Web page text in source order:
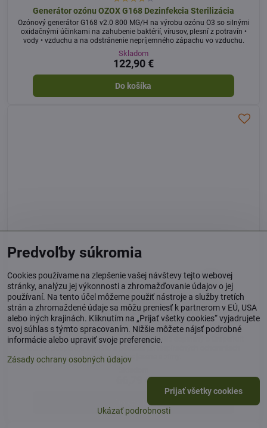
Generátor ozónu OZOX G168 Dezinfekcia Sterilizácia
Ozónový generátor G168 v2.0 800 MG/H na výrobu ozónu O3 so silnými
oxidačnými účinkami na zahubenie baktérií, vírusov, plesní z potravín •
vody • vzduchu a na odstránenie nepríjemného zápachu vo vzduchu.
Skladom
122,90 €
Do košíka
5%
Darček k nákupu
IMUNITA+ set • Vit C + Zn/Se + D3/K2 + GrepoSept
IMUNITA+ set • Vit C + Zn/Se + D3/K2-MK7/B5 doplnený o Grapefruit
prioritne počas jesene a zimy.
66,79 €
Do košíka
Predvoľby súkromia
Cookies používame na zlepšenie vašej návštevy tejto webovej
stránky, analýzu jej výkonnosti a zhromažďovanie údajov o jej
používaní. Na tento účel môžeme použiť nástroje a služby tretích
strán a zhromaždené údaje sa môžu preniesť k partnerom v EÚ, USA
alebo iných krajinách. Kliknutím na „Prijať všetky cookies“ vyjadrujete
svoj súhlas s týmto spracovaním. Nižšie môžete nájsť podrobné
informácie alebo upraviť svoje preferencie.
Zásady ochrany osobných údajov
Ukázať podrobnosti
Prijať všetky cookies